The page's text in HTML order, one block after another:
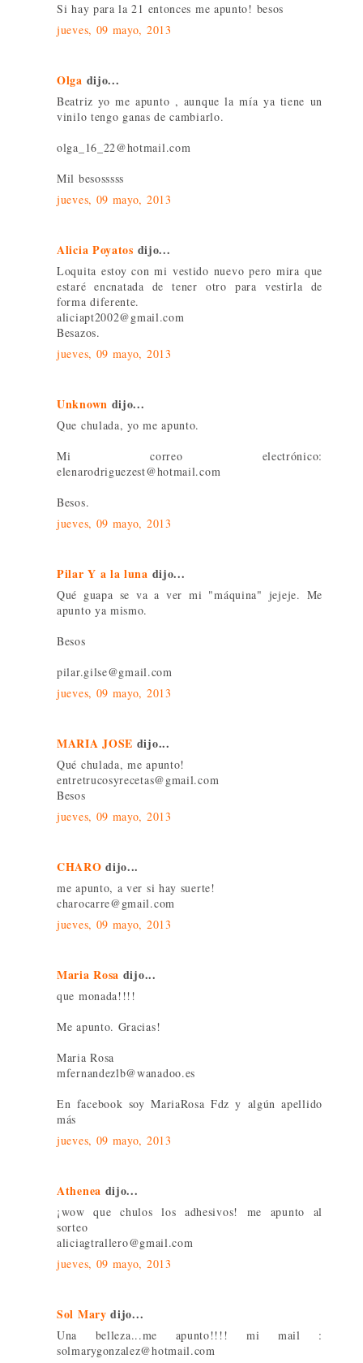
Si hay para la 21 entonces me apunto! besos
jueves, 09 mayo, 2013
Olga dijo...
Beatriz yo me apunto , aunque la mía ya tiene un
vinilo tengo ganas de cambiarlo.
olga_16_22@hotmail.com
Mil besosssss
jueves, 09 mayo, 2013
Alicia Poyatos dijo...
Loquita estoy con mi vestido nuevo pero mira que
estaré encnatada de tener otro para vestirla de
forma diferente.
aliciapt2002@gmail.com
Besazos.
jueves, 09 mayo, 2013
Unknown dijo...
Que chulada, yo me apunto.
Mi correo electrónico:
elenarodriguezest@hotmail.com
Besos.
jueves, 09 mayo, 2013
Pilar Y a la luna dijo...
Qué guapa se va a ver mi "máquina" jejeje. Me
apunto ya mismo.
Besos
pilar.gilse@gmail.com
jueves, 09 mayo, 2013
MARIA JOSE dijo...
Qué chulada, me apunto!
entretrucosyrecetas@gmail.com
Besos
jueves, 09 mayo, 2013
CHARO dijo...
me apunto, a ver si hay suerte!
charocarre@gmail.com
jueves, 09 mayo, 2013
Maria Rosa dijo...
que monada!!!!
Me apunto. Gracias!
Maria Rosa
mfernandezlb@wanadoo.es
En facebook soy MariaRosa Fdz y algún apellido
más
jueves, 09 mayo, 2013
Athenea dijo...
¡wow que chulos los adhesivos! me apunto al
sorteo
aliciagtrallero@gmail.com
jueves, 09 mayo, 2013
Sol Mary dijo...
Una belleza...me apunto!!!! mi mail :
solmarygonzalez@hotmail.com